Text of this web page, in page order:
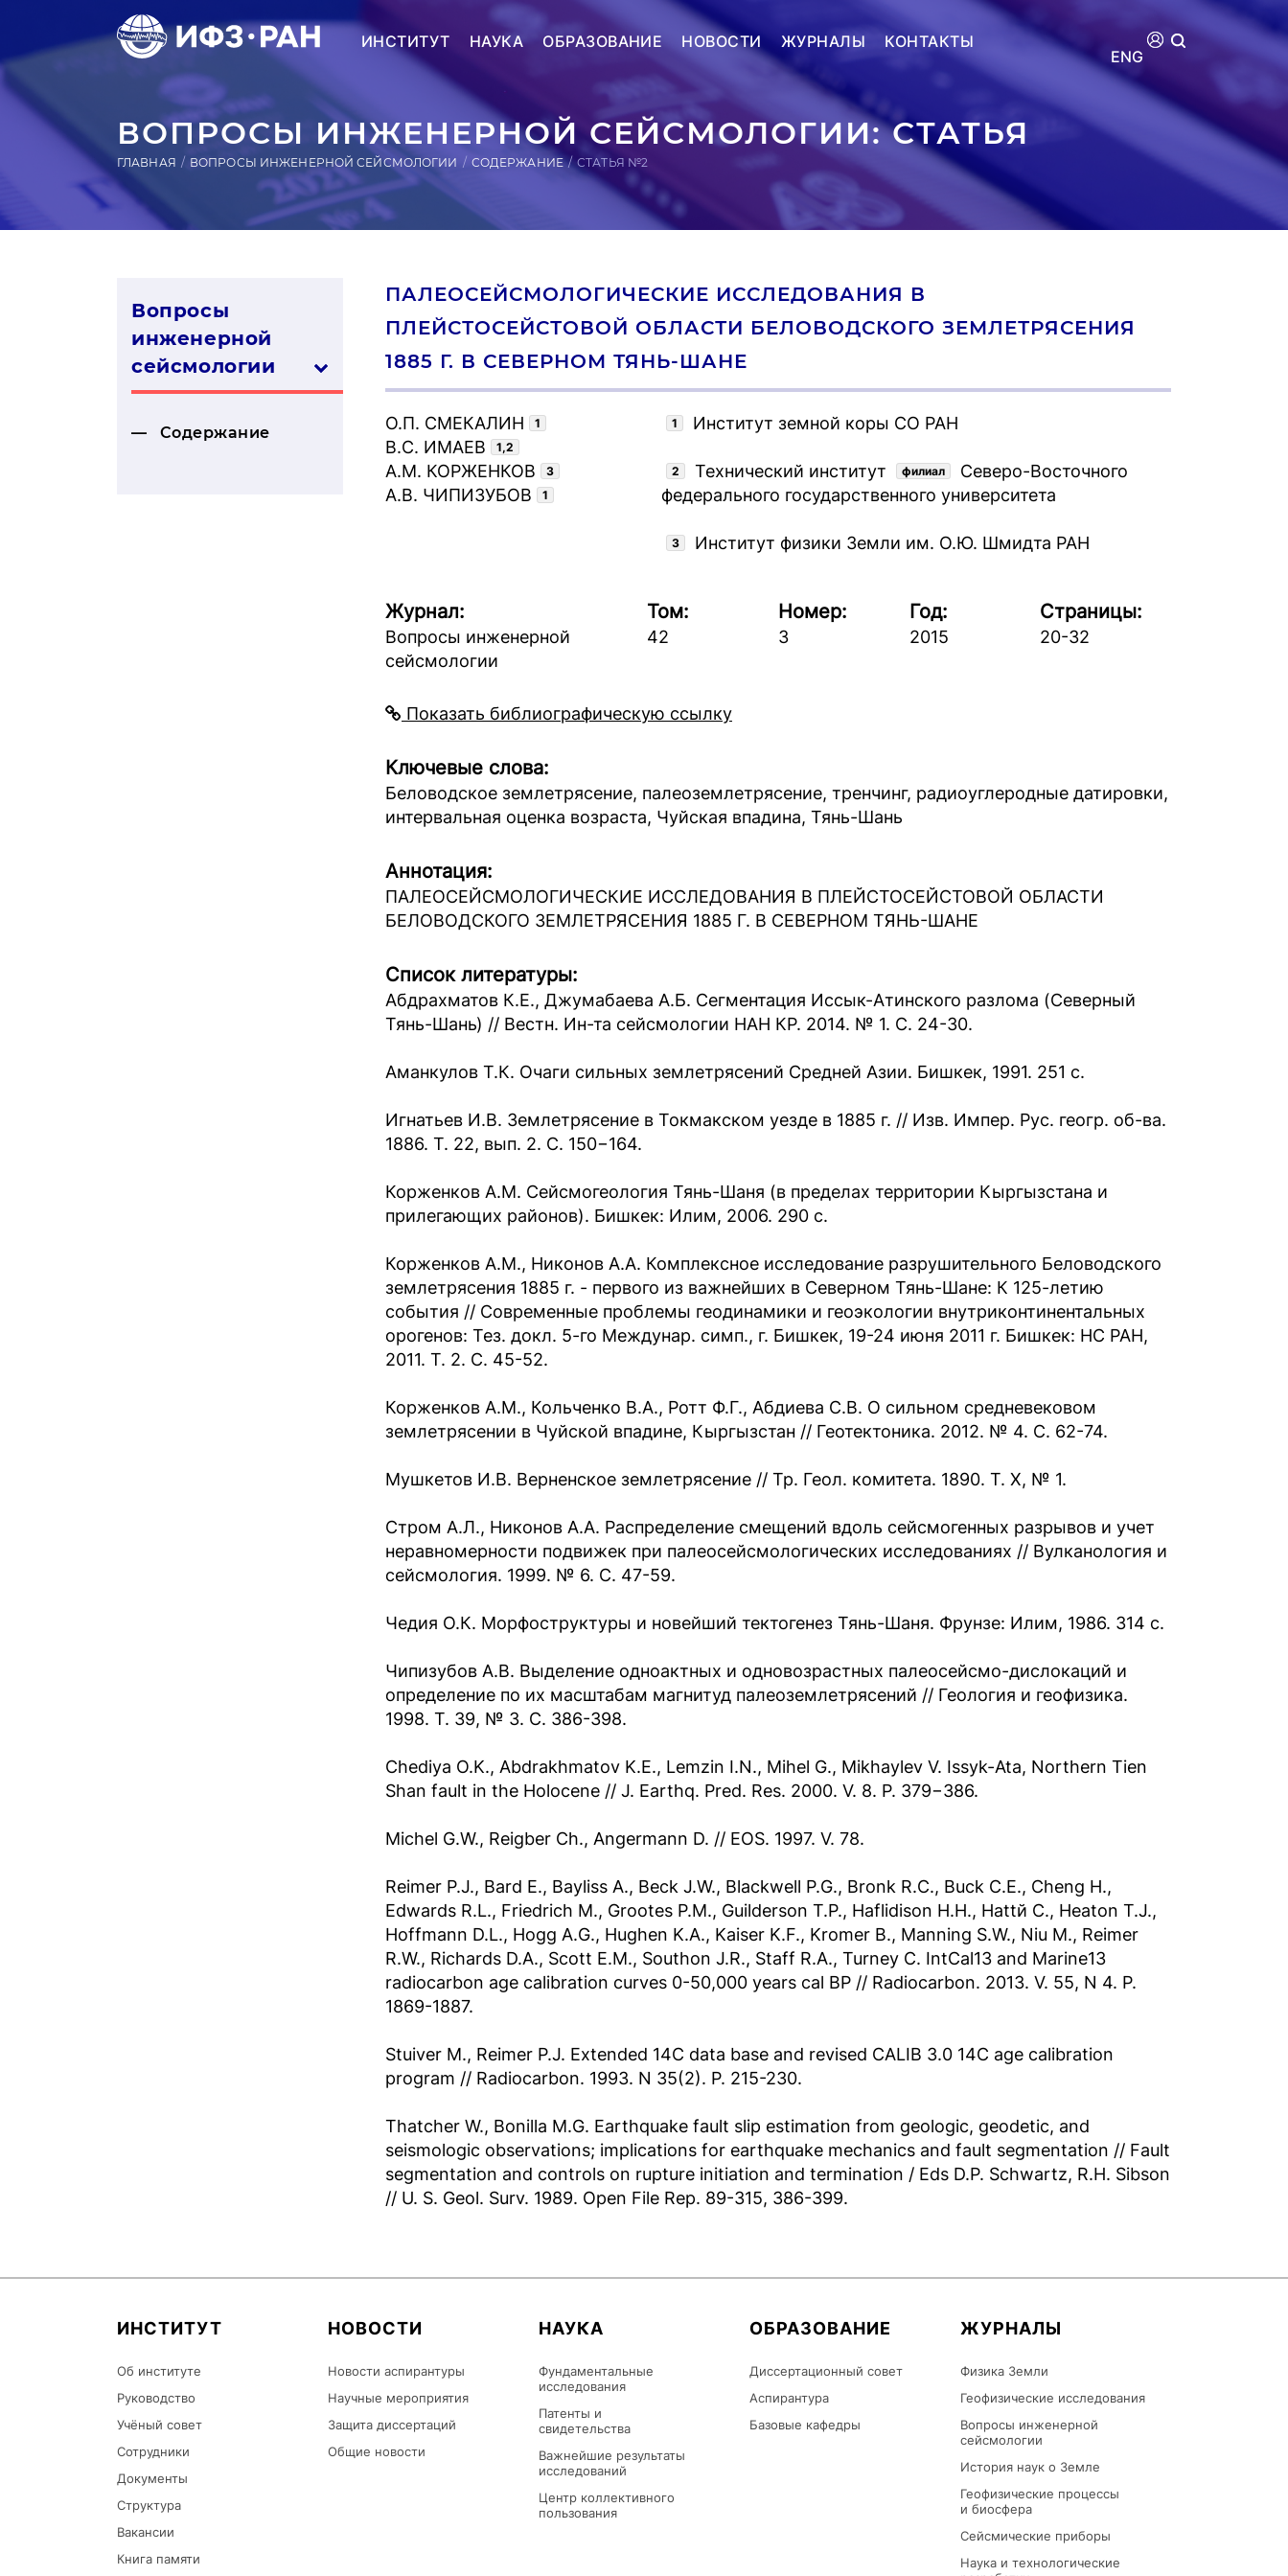
ИНСТИТУТ НАУКА ОБРАЗОВАНИЕ НОВОСТИ ЖУРНАЛЫ
КОНТАКТЫ
ENG
ВОПРОСЫ ИНЖЕНЕРНОЙ СЕЙСМОЛОГИИ: СТАТЬЯ
ГЛАВНАЯ ВОПРОСЫ ИНЖЕНЕРНОЙ СЕЙСМОЛОГИИ СОДЕРЖАНИЕ СТАТЬЯ №2
Вопросы
инженерной
сей­смо­логии
Содержание
ПАЛЕОСЕЙСМОЛОГИЧЕСКИЕ ИССЛЕДОВАНИЯ В
ПЛЕЙСТОСЕЙСТОВОЙ ОБЛАСТИ БЕЛОВОДСКОГО ЗЕМЛЕТРЯСЕНИЯ
1885 Г. В СЕВЕРНОМ ТЯНЬ-ШАНЕ
О.П. СМЕКАЛИН 1
В.С. ИМАЕВ 1,2
А.М. КОРЖЕНКОВ 3
А.В. ЧИПИЗУБОВ 1
1 Институт земной коры СО РАН
2 Технический институт филиал
Северо-Восточного
федерального государственного университета
3 Институт физики Земли им. О.Ю. Шмидта РАН
Журнал:
Вопросы инженерной
сейсмологии
Том:
42
Номер:
3
Год:
2015
Страницы:
20-32
Показать библиографическую ссылку
Ключевые слова:
Беловодское землетрясение, палеоземлетрясение, тренчинг, радиоуглеродные датировки,
интервальная оценка возраста, Чуйская впадина, Тянь-Шань
Аннотация:
ПАЛЕОСЕЙСМОЛОГИЧЕСКИЕ ИССЛЕДОВАНИЯ В ПЛЕЙСТОСЕЙСТОВОЙ ОБЛАСТИ
БЕЛОВОДСКОГО ЗЕМЛЕТРЯСЕНИЯ 1885 Г. В СЕВЕРНОМ ТЯНЬ-ШАНЕ
Список литературы:
Абдрахматов К.Е., Джумабаева А.Б. Сегментация Иссык-Атинского разлома (Северный
Тянь-Шань) // Вестн. Ин-та сейсмологии НАН КР. 2014. № 1. С. 24-30.
Аманкулов Т.К. Очаги сильных землетрясений Средней Азии. Бишкек, 1991. 251 с.
Игнатьев И.В. Землетрясение в Токмакском уезде в 1885 г. // Изв. Импер. Рус. геогр. об-ва.
1886. Т. 22, вып. 2. С. 150−164.
Корженков А.М. Сейсмогеология Тянь-Шаня (в пределах территории Кыргызстана и
прилегающих районов). Бишкек: Илим, 2006. 290 с.
Корженков А.М., Никонов А.А. Комплексное исследование разрушительного Беловодского
землетрясения 1885 г. - первого из важнейших в Северном Тянь-Шане: К 125-летию
события // Современные проблемы геодинамики и геоэкологии внутриконтинентальных
орогенов: Тез. докл. 5-го Междунар. симп., г. Бишкек, 19-24 июня 2011 г. Бишкек: НС РАН,
2011. Т. 2. С. 45-52.
Корженков А.М., Кольченко В.А., Ротт Ф.Г., Абдиева С.В. О сильном средневековом
землетрясении в Чуйской впадине, Кыргызстан // Геотектоника. 2012. № 4. С. 62-74.
Мушкетов И.В. Верненское землетрясение // Тр. Геол. комитета. 1890. Т. X, № 1.
Стром А.Л., Никонов А.А. Распределение смещений вдоль сейсмогенных разрывов и учет
неравномерности подвижек при палеосейсмологических исследованиях // Вулканология и
сейсмология. 1999. № 6. С. 47-59.
Чедия О.К. Морфоструктуры и новейший тектогенез Тянь-Шаня. Фрунзе: Илим, 1986. 314 с.
Чипизубов А.В. Выделение одноактных и одновозрастных палеосейсмо-дислокаций и
определение по их масштабам магнитуд палеоземлетрясений // Геология и геофизика.
1998. Т. 39, № 3. С. 386-398.
Chediya O.K., Abdrakhmatov K.E., Lemzin I.N., Mihel G., Mikhaylev V. Issyk-Ata, Northern Tien
Shan fault in the Holocene // J. Earthq. Pred. Res. 2000. V. 8. Р. 379−386.
Michel G.W., Reigber Ch., Angermann D. // EOS. 1997. V. 78.
Reimer P.J., Bard E., Bayliss A., Beck J.W., Blackwell P.G., Bronk R.C., Buck C.E., Cheng H.,
Edwards R.L., Friedrich M., Grootes P.M., Guilderson T.P., Haflidison H.H., Hattй C., Heaton T.J.,
Hoffmann D.L., Hogg A.G., Hughen K.A., Kaiser K.F., Kromer B., Manning S.W., Niu M., Reimer
R.W., Richards D.A., Scott E.M., Southon J.R., Staff R.A., Turney C. IntCal13 and Marine13
radiocarbon age calibration curves 0-50,000 years cal BP // Radiocarbon. 2013. V. 55, N 4. P.
1869-1887.
Stuiver M., Reimer P.J. Extended 14C data base and revised CALIB 3.0 14C age calibration
program // Radiocarbon. 1993. N 35(2). P. 215-230.
Thatcher W., Bonilla M.G. Earthquake fault slip estimation from geologic, geodetic, and
seismologic observations; implications for earthquake mechanics and fault segmentation // Fault
segmentation and controls on rupture initiation and termination / Eds D.P. Schwartz, R.H. Sibson
// U. S. Geol. Surv. 1989. Open File Rep. 89-315, 386-399.
ИНСТИТУТ
Об институте
Руководство
Учёный совет
Сотрудники
Документы
Структура
Вакансии
Книга памяти
НОВОСТИ
Новости аспирантуры
Научные мероприятия
Защита диссертаций
Общие новости
НАУКА
Фундаментальные
исследования
Патенты и
свидетельства
Важнейшие результаты
исследований
Центр коллективного
пользования
ОБРАЗОВАНИЕ
Диссертационный совет
Аспирантура
Базовые кафедры
ЖУРНАЛЫ
Физика Земли
Геофизические исследования
Вопросы инженерной
сейсмологии
История наук о Земле
Геофизические процессы
и биосфера
Сейсмические приборы
Наука и технологические